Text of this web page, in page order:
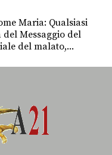
Maria: Qualsiasi
del Messaggio del
del malato,...